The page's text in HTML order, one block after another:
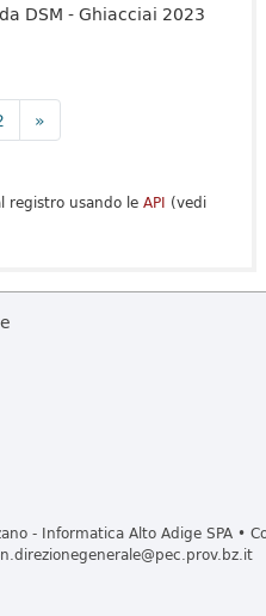
DSM - Ghiacciai 2023
»
registro usando le API (vedi
- Informatica Alto Adige SPA •